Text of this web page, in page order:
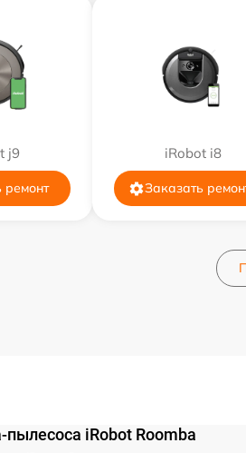
j9
ремонт
iRobot i8
Заказать
iRobot Roomba